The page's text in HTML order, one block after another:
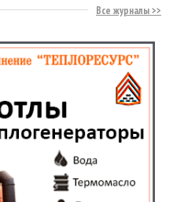
Все журналы